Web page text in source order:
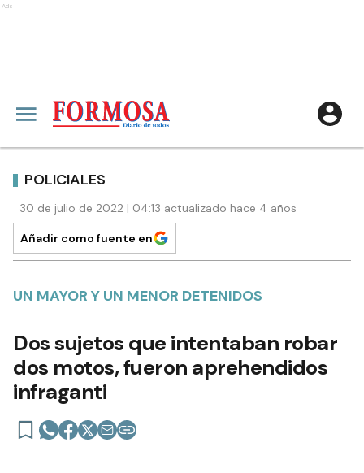
Ads
POLICIALES
30 de julio de 2022 | 04:13 actualizado hace 4 años
Añadir como fuente en
UN MAYOR Y UN MENOR DETENIDOS
Dos sujetos que intentaban robar
dos motos, fueron aprehendidos
infraganti